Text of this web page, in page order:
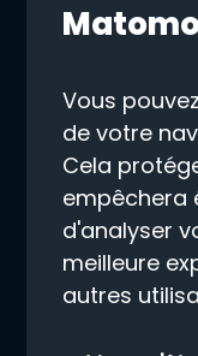
Vous
de votre
Cela
empêchera
d'analyser
meilleure
autres